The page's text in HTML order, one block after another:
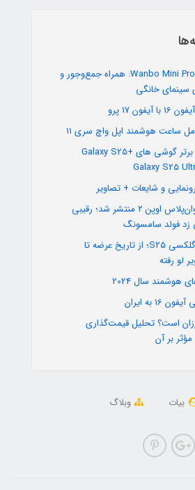
ویدئو پروژکتور Wanbo Mini Pro: همراه جمع‌وجور و
سینمای خانگی
17 پرو
ساعت هوشمند اپل واچ سری 11
10 ویژگی جدید برتر گوشی های +Galaxy S25
تصاویر رسمی وان‌پلاس اوپن ۲ منتشر شد؛ رقیبی
فولد سامسونگ
همه‌چیز درباره گلکسی S25؛ از تاریخ عرضه تا
لو رفته
سال 2024
به ایران
است؟ تحلیل قیمت‌گذاری
بر آن
بیات وبلاگ